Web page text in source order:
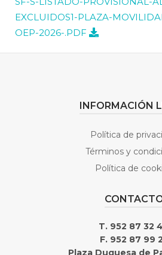
EXCLUIDOS1-PLAZA-
OEP-2026-.PDF
INFORMACIÓN
Política de
Términos y
Política de
T. 952 87 32
F. 952 87 99
Plaza Duquesa de